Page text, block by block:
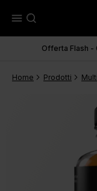
menu
Offerta Flash -
Home Prodotti